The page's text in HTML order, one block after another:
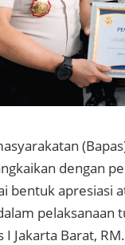
dengan
bentuk apresiasi
pelaksanaan
I Jakarta Barat,